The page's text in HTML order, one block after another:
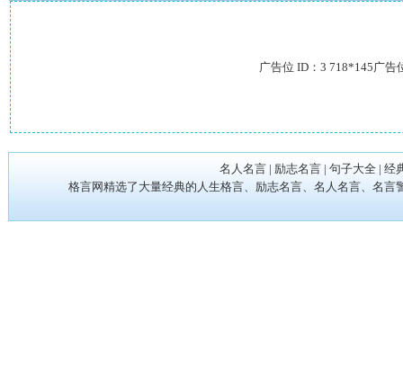
广告位 ID：3 718*145广告
名人名言 | 励志名言 | 句子大全 | 经
格言网精选了大量经典的人生格言、励志名言、名人名言、名